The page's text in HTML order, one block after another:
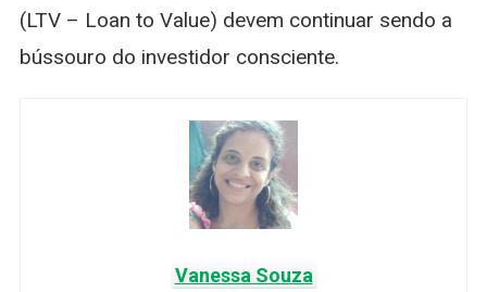
(LTV – Loan to Value) devem continuar sendo a
bússouro do investidor consciente.
Vanessa Souza